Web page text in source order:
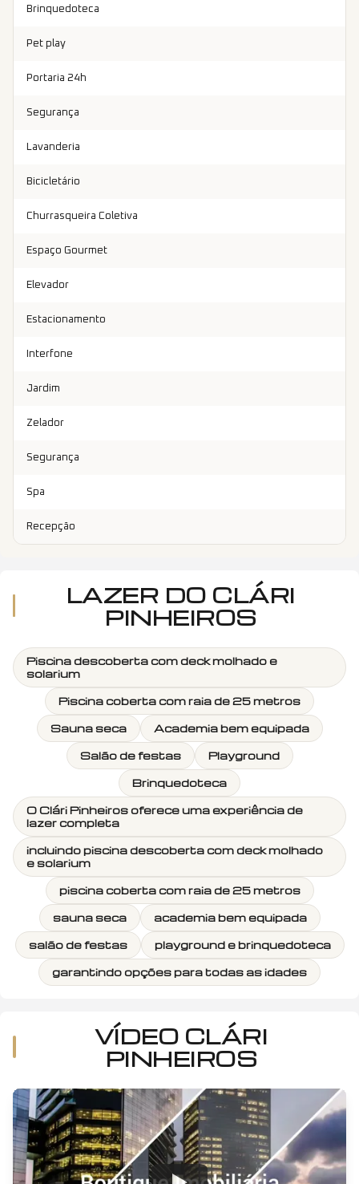
Brinquedoteca
Pet play
Portaria 24h
Segurança
Lavanderia
Bicicletário
Churrasqueira Coletiva
Espaço Gourmet
Elevador
Estacionamento
Interfone
Jardim
Zelador
Segurança
Spa
Recepção
LAZER DO CLÁRI
PINHEIROS
Piscina descoberta com deck molhado e
solarium
Piscina coberta com raia de 25 metros
Sauna seca
Academia bem equipada
Salão de festas
Playground
Brinquedoteca
O Clári Pinheiros oferece uma experiência de
lazer completa
incluindo piscina descoberta com deck molhado
e solarium
piscina coberta com raia de 25 metros
sauna seca
academia bem equipada
salão de festas
playground e brinquedoteca
garantindo opções para todas as idades
VÍDEO CLÁRI
PINHEIROS